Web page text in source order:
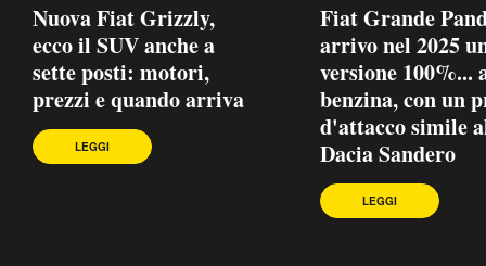
Nuova Fiat Grizzly,
ecco il SUV anche a
sette posti: motori,
prezzi e quando arriva
LEGGI
Fiat Grande
arrivo nel 2025
versione 100%...
benzina, con un
d'attacco simile
Dacia Sandero
LEGGI